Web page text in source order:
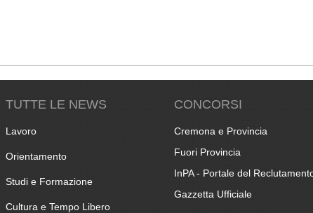
TUTTE LE NEWS
Lavoro
Orientamento
Studi e Formazione
Cultura e Tempo Libero
CONCORSI
Cremona e Provincia
Fuori Provincia
InPA - Portale del
Gazzetta Ufficiale